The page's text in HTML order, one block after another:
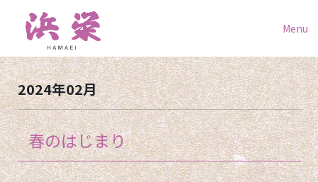
Menu
2024年02月
春のはじまり